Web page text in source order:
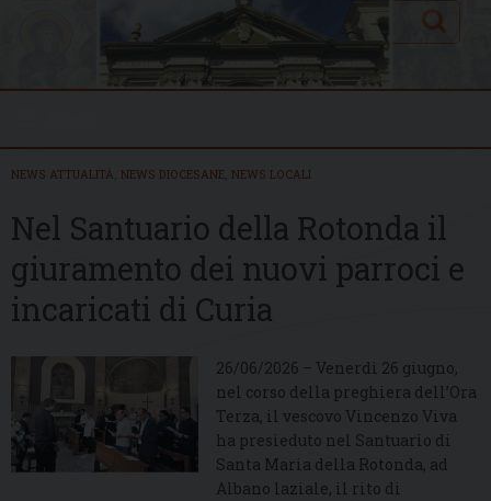
Search
NEWS ATTUALITÀ NEWS DIOCESANE NEWS LOCALI
Nel Santuario della Rotonda il
giuramento dei nuovi parroci e
incaricati di Curia
26/06/2026 – Venerdì 26 giugno,
nel corso della preghiera dell’Ora
Terza, il vescovo Vincenzo Viva
ha presieduto nel Santuario di
Santa Maria della Rotonda, ad
Albano laziale, il rito di